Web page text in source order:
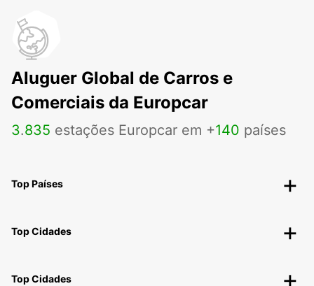
Aluguer Global de Carros e
Comerciais da Europcar
3.835 estações Europcar em +140 países
Top Países
Top Cidades
Top Cidades